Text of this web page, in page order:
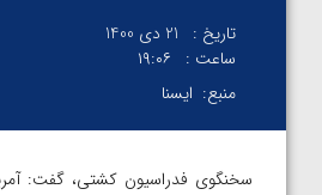
تاریخ :
21 دی 1400
ساعت :
۱۹:۰۶
منبع: ایسنا
سخنگوی فدراسیون کشتی، گفت: